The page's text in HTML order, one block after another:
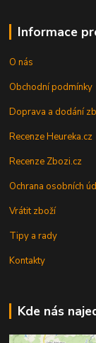
Informace
O nás
Obchodní podmínky
Doprava a dodání
Recenze Heureka.cz
Recenze Zbozi.cz
Ochrana osobních
Vrátit zboží
Tipy a rady
Kontakty
Kde nás